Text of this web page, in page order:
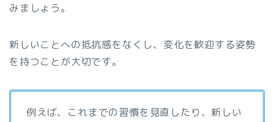
みましょう。
新しいことへの抵抗感をなくし、変化を歓迎する姿勢
を持つことが大切です。
例えば、これまでの習慣を見直したり、新しい